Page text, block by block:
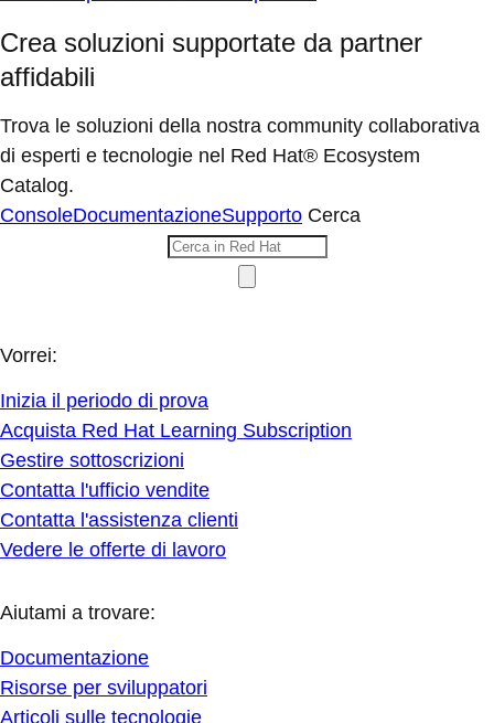
Crea soluzioni supportate da partner
affidabili
Trova le soluzioni della nostra community collaborativa
di esperti e tecnologie nel Red Hat® Ecosystem
Catalog.
ConsoleDocumentazioneSupporto Cerca
Vorrei:
Inizia il periodo di prova
Acquista Red Hat Learning Subscription
Gestire sottoscrizioni
Contatta l'ufficio vendite
Contatta l'assistenza clienti
Vedere le offerte di lavoro
Aiutami a trovare:
Documentazione
Risorse per sviluppatori
Articoli sulle tecnologie